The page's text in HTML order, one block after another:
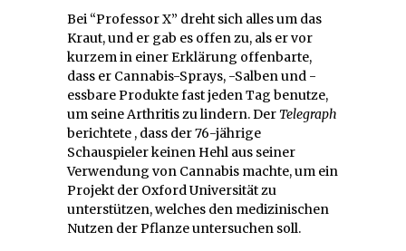
Bei “Professor X” dreht sich alles um das
Kraut, und er gab es offen zu, als er vor
kurzem in einer Erklärung offenbarte,
dass er Cannabis-Sprays, -Salben und -
essbare Produkte fast jeden Tag benutze,
um seine Arthritis zu lindern. Der Telegraph
berichtete , dass der 76-jährige
Schauspieler keinen Hehl aus seiner
Verwendung von Cannabis machte, um ein
Projekt der Oxford Universität zu
unterstützen, welches den medizinischen
Nutzen der Pflanze untersuchen soll.